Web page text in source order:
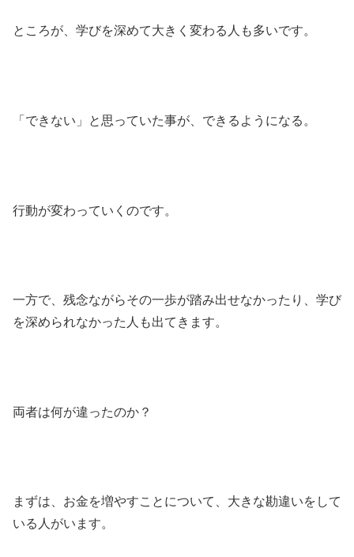
ところが、学びを深めて大きく変わる人も多いです。
「できない」と思っていた事が、できるようになる。
行動が変わっていくのです。
一方で、残念ながらその一歩が踏み出せなかったり、学び
を深められなかった人も出てきます。
両者は何が違ったのか？
まずは、お金を増やすことについて、大きな勘違いをして
いる人がいます。